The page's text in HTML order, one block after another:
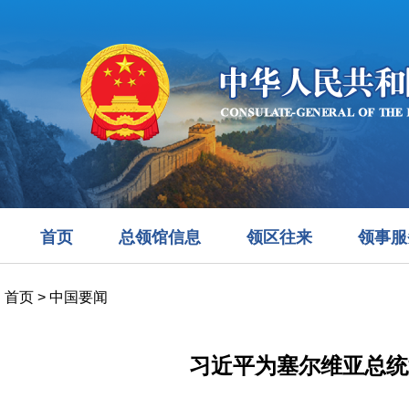
首页 总领馆信息 领区往来 领事
首页 > 中国要闻
习近平为塞尔维亚总